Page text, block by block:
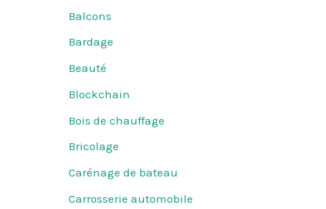
Balcons
Bardage
Beauté
Blockchain
Bois de chauffage
Bricolage
Carénage de bateau
Carrosserie automobile